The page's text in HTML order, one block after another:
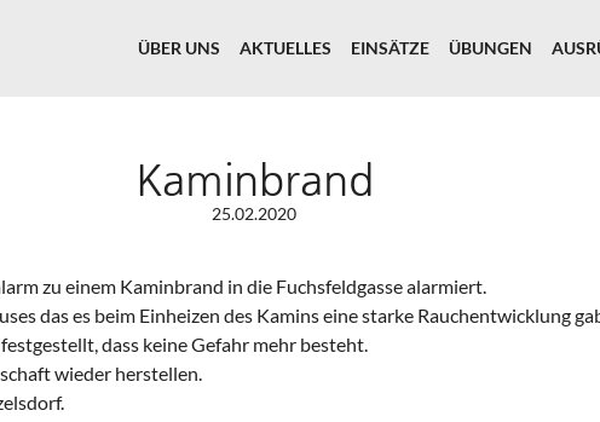
ÜBER UNS AKTUELLES EINSÄTZE ÜBUNGEN
Kaminbrand
25.02.2020
zu einem Kaminbrand in die Fuchsfeldgasse alarmiert.
das es beim Einheizen des Kamins eine starke Rauchentwicklung
dass keine Gefahr mehr besteht.
wieder herstellen.